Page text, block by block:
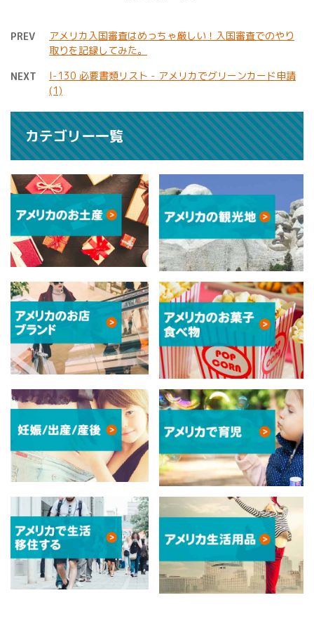
PREV
アメリカ入国審査はめっちゃ厳しい！入国審査でのやり
取りを記録してみた。
NEXT
I-130 必要書類リスト - アメリカでグリーンカード申請
(1)
カテゴリー一覧